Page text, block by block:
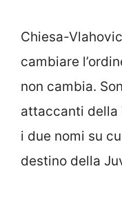
Chiesa-
cambiare
non cambia.
attaccanti della
i due nomi su
destino della